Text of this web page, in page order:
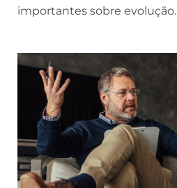
importantes sobre evolução.